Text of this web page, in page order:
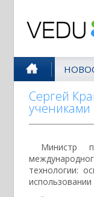
Сергей
Министр
технологии: